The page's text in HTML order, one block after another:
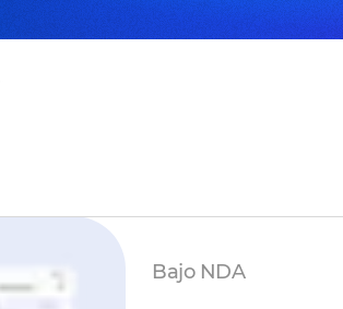
Bajo NDA